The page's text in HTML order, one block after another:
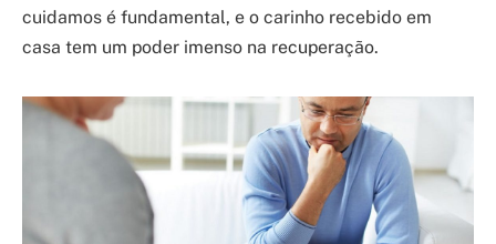
cuidamos é fundamental, e o carinho recebido em
casa tem um poder imenso na recuperação.